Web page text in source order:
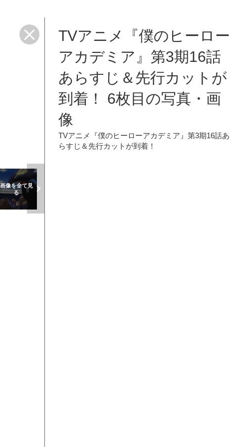
TVアニメ『僕のヒーロー
アカデミア』第3期16話
あらすじ＆先行カットが
到着！ 6枚目の写真・画
像
TVアニメ『僕のヒーローアカデミア』第3期16話あ
らすじ＆先行カットが到着！